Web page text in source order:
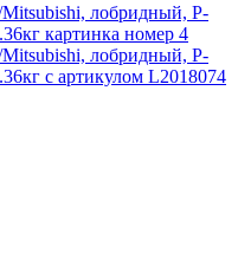
лобридный, P-
картинка номер 4
лобридный, P-
с артикулом L2018074